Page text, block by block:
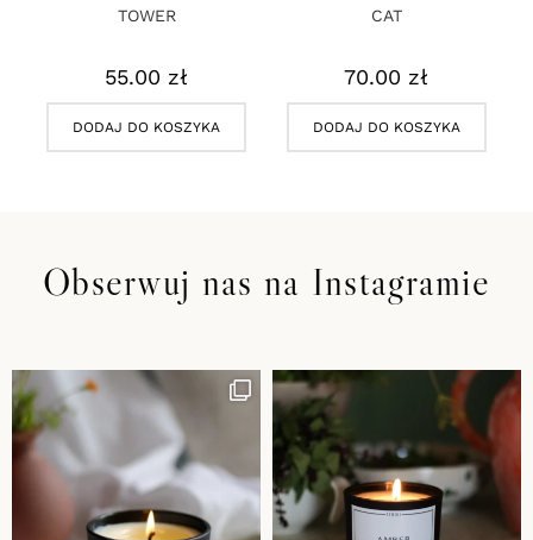
TOWER
55.00 zł
DODAJ DO KOSZYKA
CAT
70.00 zł
DODAJ DO KOSZYKA
Obserwuj nas na Instagramie